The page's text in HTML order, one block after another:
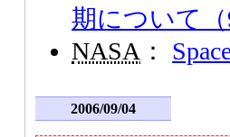
期について（
NASA ：
2006/09/04